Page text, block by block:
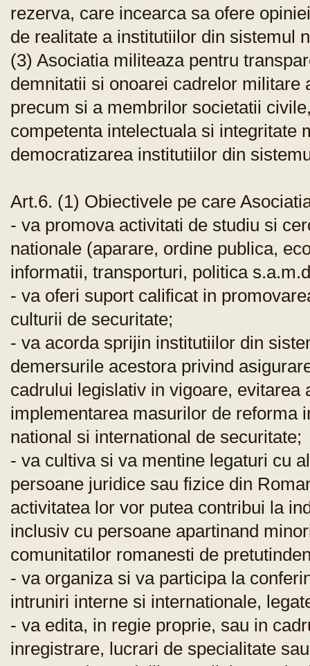
rezerva, care incearca sa ofere
de realitate a institutiilor din sistemul
(3) Asociatia militeaza pentru
demnitatii si onoarei cadrelor militare
precum si a membrilor societatii
competenta intelectuala si integritate
democratizarea institutiilor din
Art.6. (1) Obiectivele pe care
- va promova activitati de studiu si
nationale (aparare, ordine publica,
informatii, transporturi, politica
- va oferi suport calificat in
culturii de securitate;
- va acorda sprijin institutiilor din
demersurile acestora privind
cadrului legislativ in vigoare, evitarea
implementarea masurilor de reforma
national si international de securitate;
- va cultiva si va mentine legaturi cu
persoane juridice sau fizice din
activitatea lor vor putea contribui la
inclusiv cu persoane apartinand
comunitatilor romanesti de
- va organiza si va participa la
intruniri interne si internationale,
- va edita, in regie proprie, sau in
inregistrare, lucrari de specialitate